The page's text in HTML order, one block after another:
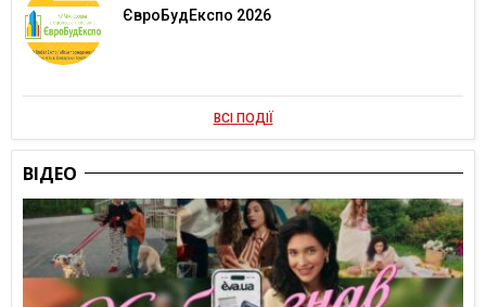
ЄвроБудЕкспо 2026
ВСІ ПОДІЇ
ВІДЕО